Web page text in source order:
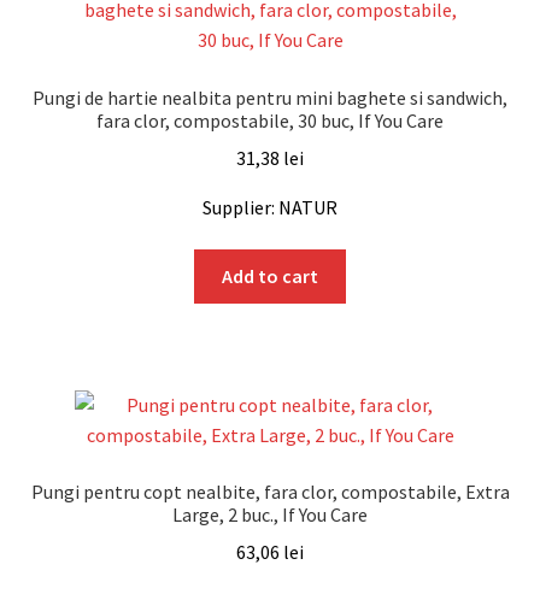
Pungi de hartie nealbita pentru mini baghete si sandwich,
fara clor, compostabile, 30 buc, If You Care
31,38 lei
Supplier: NATUR
Add to cart
Pungi pentru copt nealbite, fara clor, compostabile, Extra
Large, 2 buc., If You Care
63,06 lei